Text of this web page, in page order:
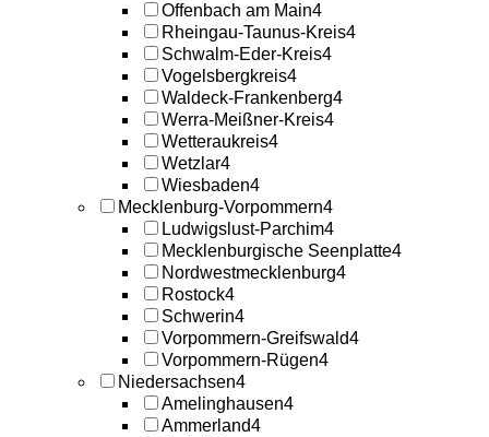
Offenbach am Main4
Rheingau-Taunus-Kreis4
Schwalm-Eder-Kreis4
Vogelsbergkreis4
Waldeck-Frankenberg4
Werra-Meißner-Kreis4
Wetteraukreis4
Wetzlar4
Wiesbaden4
Mecklenburg-Vorpommern4
Ludwigslust-Parchim4
Mecklenburgische Seenplatte4
Nordwestmecklenburg4
Rostock4
Schwerin4
Vorpommern-Greifswald4
Vorpommern-Rügen4
Niedersachsen4
Amelinghausen4
Ammerland4